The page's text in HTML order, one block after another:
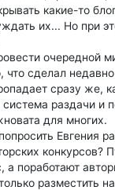
какие-то
их... Но при
очередной
что сделал
сразу же,
система раздачи и
для многих.
Евгения
конкурсов?
а поработают
разместить